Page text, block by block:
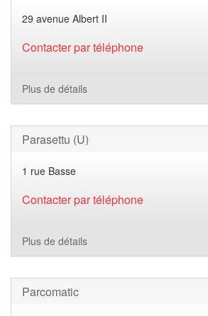
29 avenue Albert II
Contacter par téléphone
Plus de détails
Parasettu (U)
1 rue Basse
Contacter par téléphone
Plus de détails
Parcomatic